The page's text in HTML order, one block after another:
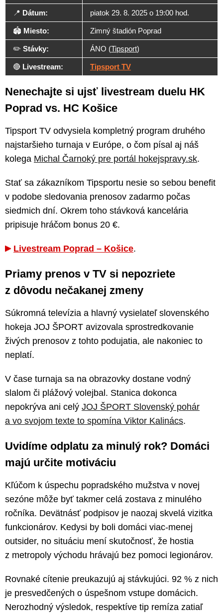
📍 Dátum: piatok 29. 8. 2025 o 19:00 hod.
🏟️ Miesto: Zimný štadión Poprad
✏️ Stávky: ÁNO (Tipsport)
🔴 Livestream: Tipsport TV
Nenechajte si ujsť livestream duelu HK
Poprad vs. HC Košice
Tipsport TV odvysiela kompletný program druhého
najstaršieho turnaja v Európe, o čom písal aj náš
kolega Michal Čarnoký pre portál hokejspravy.sk.
Stať sa zákazníkom Tipsportu nesie so sebou benefit
v podobe sledovania prenosov zadarmo počas
siedmich dní. Okrem toho stávková kancelária
pripisuje hráčom bonus 20 €.
Livestream Poprad – Košice.
Priamy prenos v TV si nepozriete
z dôvodu nečakanej zmeny
Súkromná televízia a hlavný vysielateľ slovenského
hokeja JOJ ŠPORT avizovala sprostredkovanie
živých prenosov z tohto podujatia, ale nakoniec to
neplatí.
V čase turnaja sa na obrazovky dostane vodný
slalom či plážový volejbal. Stanica dokonca
nepokrýva ani celý JOJ ŠPORT Slovenský pohár
a vo svojom texte to spomína Viktor Kalinács.
Uvidíme odplatu za minulý rok? Domáci
majú určite motiváciu
Kľúčom k úspechu popradského mužstva v novej
sezóne môže byť takmer celá zostava z minulého
ročníka. Devätnásť podpisov je naozaj skvelá vizitka
funkcionárov. Kedysi by boli domáci viac-menej
outsider, no situáciu mení skutočnosť, že hostia
z metropoly východu hrávajú bez pomoci legionárov.
Rovnaké cítenie preukazujú aj stávkujúci. 92 % z nich
je presvedčených o úspešnom vstupe domácich.
Nerozhodný výsledok, respektíve tip remíza zatiaľ